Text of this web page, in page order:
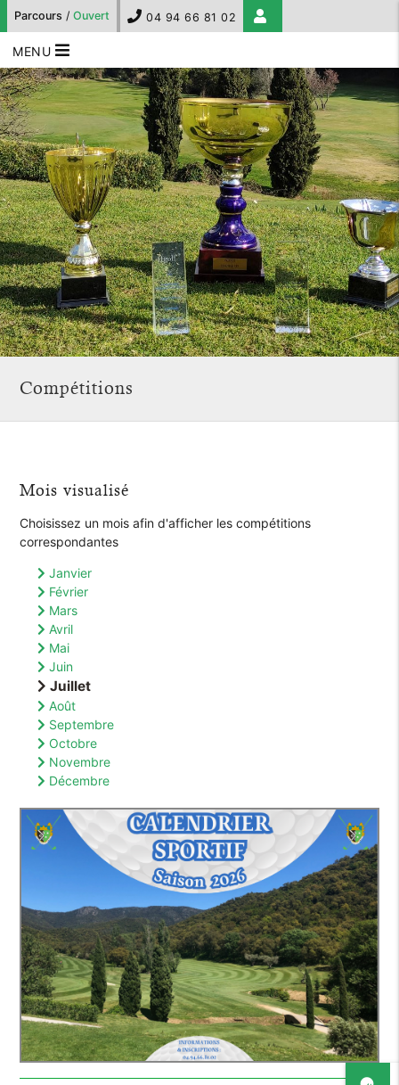
Parcours / Ouvert 04 94 66 81 02
MENU
Compétitions
Mois visualisé
Choisissez un mois afin d'afficher les compétitions
correspondantes
Janvier
Février
Mars
Avril
Mai
Juin
Juillet
Août
Septembre
Octobre
Novembre
Décembre